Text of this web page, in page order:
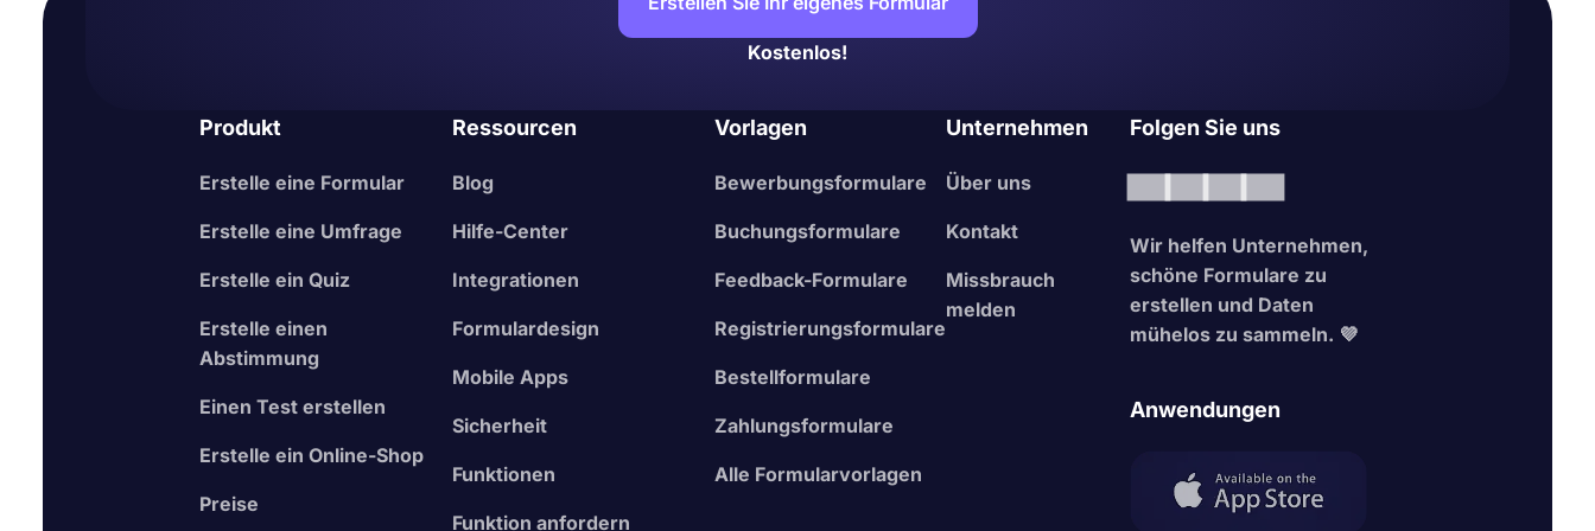
Kostenlos!
Produkt
Erstelle eine Formular
Erstelle eine Umfrage
Erstelle ein Quiz
Erstelle einen
Abstimmung
Einen Test erstellen
Erstelle ein Online-Shop
Preise
Ressourcen
Blog
Hilfe-Center
Integrationen
Formulardesign
Mobile Apps
Sicherheit
Funktionen
Funktion anfordern
Vorlagen
Bewerbungsformulare
Buchungsformulare
Feedback-Formulare
Registrierungsformulare
Bestellformulare
Zahlungsformulare
Alle Formularvorlagen
Unternehmen
Über uns
Kontakt
Missbrauch
melden
Folgen Sie uns
Wir helfen Unternehmen,
schöne Formulare zu
erstellen und Daten
mühelos zu sammeln. 💜
Anwendungen